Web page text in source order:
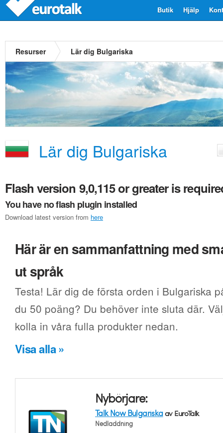
Hjälp
Butik
Resurser Lär dig Bulgariska
Lär dig Bulgariska
Flash version 9,0,115 or greater is
You have no flash plugin installed
Download latest version from here
Här är en sammanfattning med
ut språk
Testa! Lär dig de första orden i Bulgariska
du 50 poäng? Du behöver inte sluta där.
kolla in våra fulla produkter nedan.
Visa alla »
Nybörjare:
Talk Now Bulgariskaav EuroTalk
Nedladdning